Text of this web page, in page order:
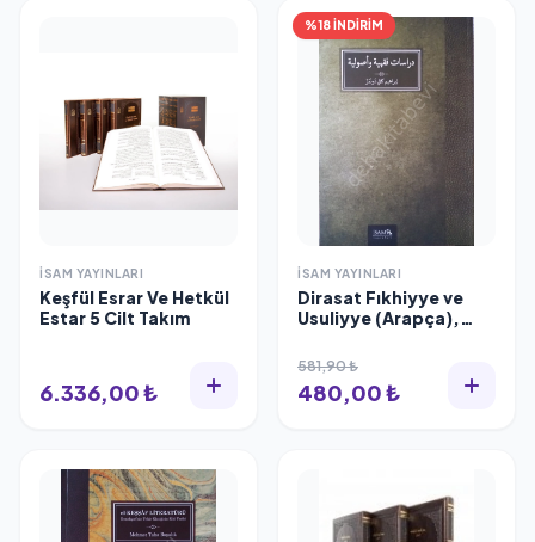
İSAM YAYINLARI
Keşfül Esrar Ve Hetkül
Estar 5 Cilt Takım
6.336,00 ₺
%18 İNDİRİM
İSAM YAYINLARI
Dirasat Fıkhiyye ve
Usuliyye (Arapça),
581,90 ₺
480,00 ₺